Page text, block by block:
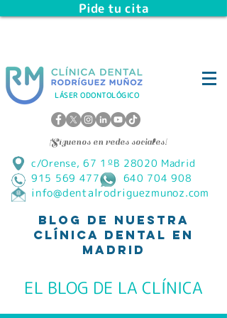
Pide tu cita
LÁSER ODONTOLÓGICO
¡Síguenos en redes sociales!
c/Orense, 67 1ºB 28020 Madrid
915 569 477 640 704 908
info@dentalrodriguezmunoz.com
Blog de Nuestra
Clínica Dental en
Madrid
EL BLOG DE LA CLÍNICA